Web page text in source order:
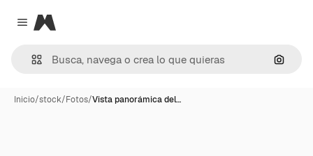
Close menu
Magnific
Inicio/stock/Fotos/Vista panorámica del…